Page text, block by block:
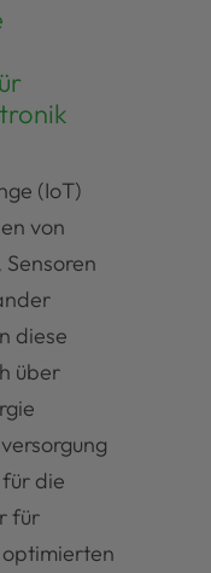
(IoT)
von
diese
über
die
für